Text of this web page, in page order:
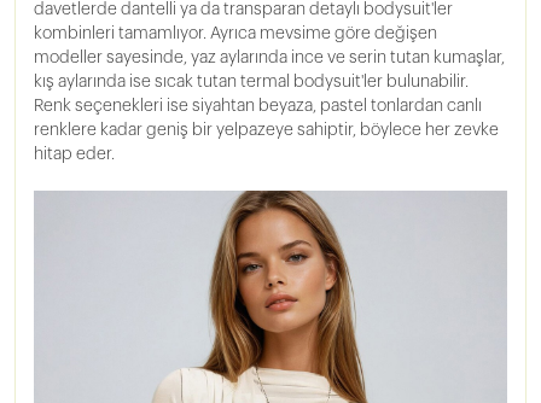
davetlerde dantelli ya da transparan detaylı bodysuit'ler
kombinleri tamamlıyor. Ayrıca mevsime göre değişen
modeller sayesinde, yaz aylarında ince ve serin tutan kumaşlar,
kış aylarında ise sıcak tutan termal bodysuit'ler bulunabilir.
Renk seçenekleri ise siyahtan beyaza, pastel tonlardan canlı
renklere kadar geniş bir yelpazeye sahiptir, böylece her zevke
hitap eder.